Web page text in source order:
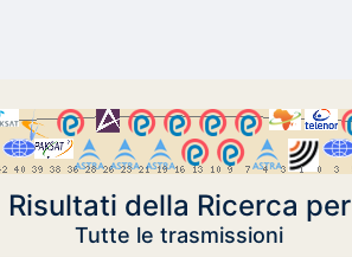
Risultati della Ricerca per
Tutte le trasmissioni